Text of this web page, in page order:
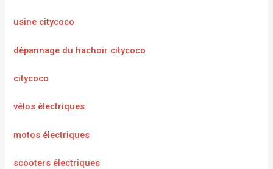
usine citycoco
dépannage du hachoir citycoco
citycoco
vélos électriques
motos électriques
scooters électriques